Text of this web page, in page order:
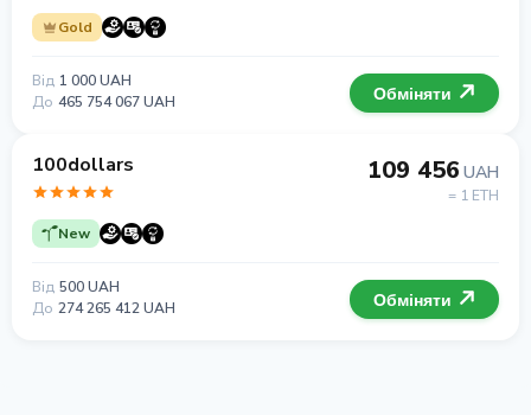
Gold
Від 1 000 UAH
До 465 754 067 UAH Обміняти
100dollars
New
109 456 UAH
= 1 ETH
Від 500 UAH
До 274 265 412 UAH Обміняти